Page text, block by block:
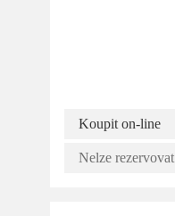
Koupit on-line
Nelze rezervovat